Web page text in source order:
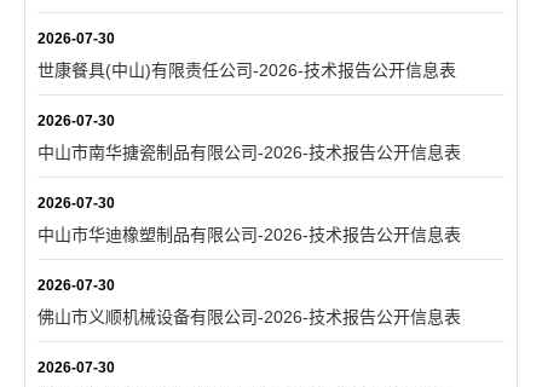
2026-07-30
世康餐具(中山)有限责任公司-2026-技术报告公开信息表
2026-07-30
中山市南华搪瓷制品有限公司-2026-技术报告公开信息表
2026-07-30
中山市华迪橡塑制品有限公司-2026-技术报告公开信息表
2026-07-30
佛山市义顺机械设备有限公司-2026-技术报告公开信息表
2026-07-30